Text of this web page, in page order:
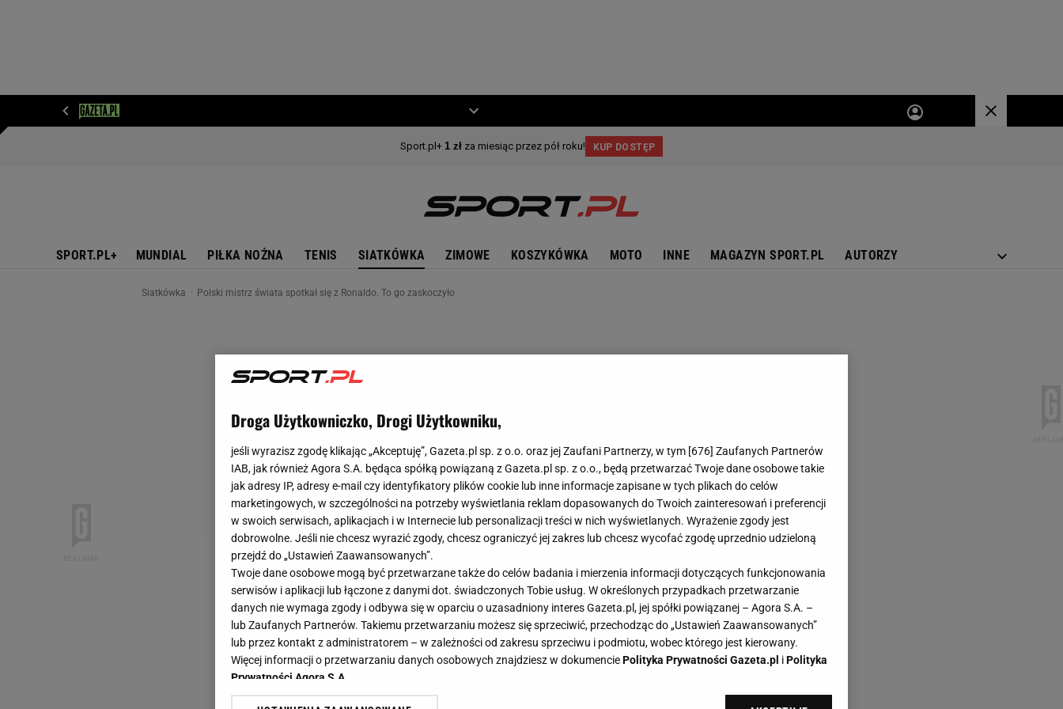
SPORT.PL+ MUNDIAL PIŁKA NOŻNA TENIS SIATKÓWKA ZIMOWE KOSZYKÓWKA MOTO INNE MAGAZYN SPORT.PL AUTORZY
Siatkówka Polski mistrz świata spotkał się z Ronaldo. To go zaskoczyło
Droga Użytkowniczko, Drogi Użytkowniku,
jeśli wyrazisz zgodę klikając „Akceptuję”, Gazeta.pl sp. z o.o. oraz jej Zaufani Partnerzy, w tym [676] Zaufanych Partnerów
IAB, jak również Agora S.A. będąca spółką powiązaną z Gazeta.pl sp. z o.o., będą przetwarzać Twoje dane osobowe takie
jak adresy IP, adresy e-mail czy identyfikatory plików cookie lub inne informacje zapisane w tych plikach do celów
marketingowych, w szczególności na potrzeby wyświetlania reklam dopasowanych do Twoich zainteresowań i preferencji
w swoich serwisach, aplikacjach i w Internecie lub personalizacji treści w nich wyświetlanych. Wyrażenie zgody jest
dobrowolne. Jeśli nie chcesz wyrazić zgody, chcesz ograniczyć jej zakres lub chcesz wycofać zgodę uprzednio udzieloną
przejdź do „Ustawień Zaawansowanych”.
Twoje dane osobowe mogą być przetwarzane także do celów badania i mierzenia informacji dotyczących funkcjonowania
serwisów i aplikacji lub łączone z danymi dot. świadczonych Tobie usług. W określonych przypadkach przetwarzanie
danych nie wymaga zgody i odbywa się w oparciu o uzasadniony interes Gazeta.pl, jej spółki powiązanej – Agora S.A. –
lub Zaufanych Partnerów. Takiemu przetwarzaniu możesz się sprzeciwić, przechodząc do „Ustawień Zaawansowanych”
lub przez kontakt z administratorem – w zależności od zakresu sprzeciwu i podmiotu, wobec którego jest kierowany.
Więcej informacji o przetwarzaniu danych osobowych znajdziesz w dokumenciePolityka Prywatności Gazeta.pl iPolityka
Prywatności Agora S.A.